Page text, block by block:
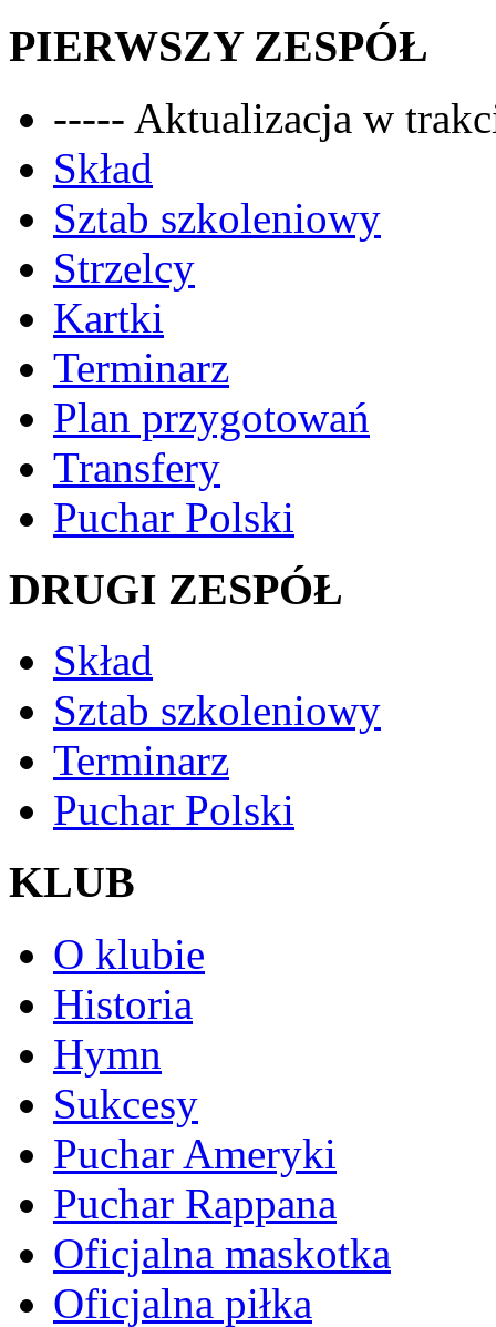
PIERWSZY ZESPÓŁ
----- Aktualizacja w
Skład
Sztab szkoleniowy
Strzelcy
Kartki
Terminarz
Plan przygotowań
Transfery
Puchar Polski
DRUGI ZESPÓŁ
Skład
Sztab szkoleniowy
Terminarz
Puchar Polski
KLUB
O klubie
Historia
Hymn
Sukcesy
Puchar Ameryki
Puchar Rappana
Oficjalna maskotka
Oficjalna piłka